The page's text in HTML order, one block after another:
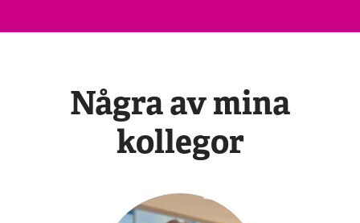
Några av mina
kollegor